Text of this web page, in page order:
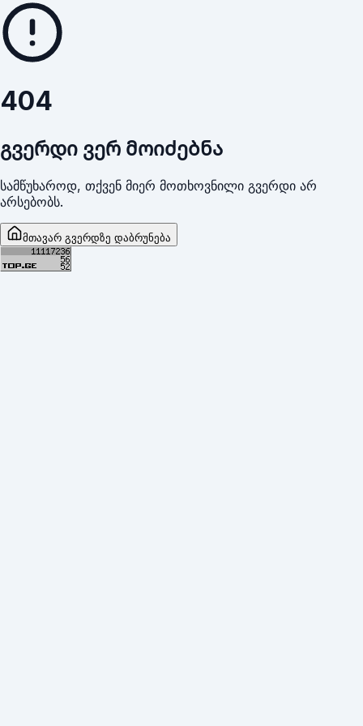
404
გვერდი ვერ მოიძებნა
სამწუხაროდ, თქვენ მიერ მოთხოვნილი გვერდი არ
არსებობს.
მთავარ გვერდზე დაბრუნება